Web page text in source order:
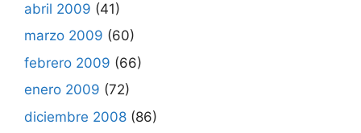
abril 2009 (41)
marzo 2009 (60)
febrero 2009 (66)
enero 2009 (72)
diciembre 2008 (86)